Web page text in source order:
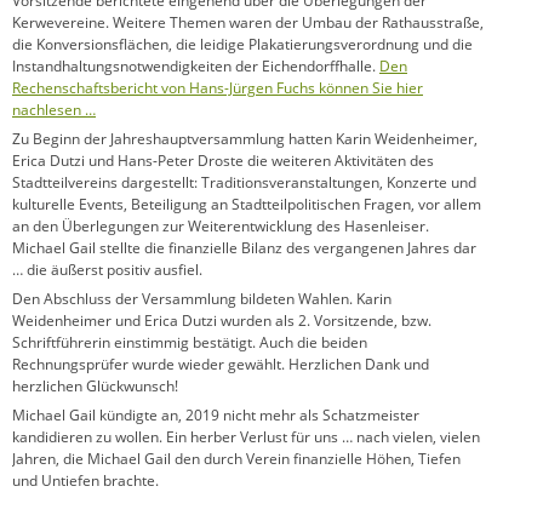
Kerwevereine. Weitere Themen waren der Umbau der Rathausstraße,
die Konversionsflächen, die leidige Plakatierungsverordnung und die
Instandhaltungsnotwendigkeiten der Eichendorffhalle. Den
Rechenschaftsbericht von Hans-Jürgen Fuchs können Sie hier
nachlesen …
Zu Beginn der Jahreshauptversammlung hatten Karin Weidenheimer,
Erica Dutzi und Hans-Peter Droste die weiteren Aktivitäten des
Stadtteilvereins dargestellt: Traditionsveranstaltungen, Konzerte und
kulturelle Events, Beteiligung an Stadtteilpolitischen Fragen, vor allem
an den Überlegungen zur Weiterentwicklung des Hasenleiser.
Michael Gail stellte die finanzielle Bilanz des vergangenen Jahres dar
… die äußerst positiv ausfiel.
Den Abschluss der Versammlung bildeten Wahlen. Karin
Weidenheimer und Erica Dutzi wurden als 2. Vorsitzende, bzw.
Schriftführerin einstimmig bestätigt. Auch die beiden
Rechnungsprüfer wurde wieder gewählt. Herzlichen Dank und
herzlichen Glückwunsch!
Michael Gail kündigte an, 2019 nicht mehr als Schatzmeister
kandidieren zu wollen. Ein herber Verlust für uns … nach vielen, vielen
Jahren, die Michael Gail den durch Verein finanzielle Höhen, Tiefen
und Untiefen brachte.